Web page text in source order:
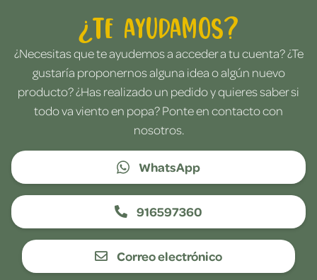
¿Te ayudamos?
¿Necesitas que te ayudemos a acceder a tu cuenta? ¿Te
gustaría proponernos alguna idea o algún nuevo
producto? ¿Has realizado un pedido y quieres saber si
todo va viento en popa? Ponte en contacto con
nosotros.
WhatsApp
916597360
Correo electrónico